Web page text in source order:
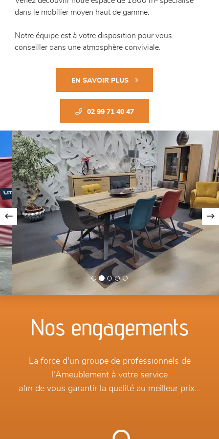
dans le mobilier moyen haut de gamme.
Notre équipe est à votre disposition pour vous
conseiller dans une atmosphère conviviale.
EN SAVOIR PLUS
02 99 71 40 47
Previous
Nos engagements
La force d'un groupe de professionnels de
l'Ameublement à votre service
afin de vous garantir la qualité au meilleur prix...